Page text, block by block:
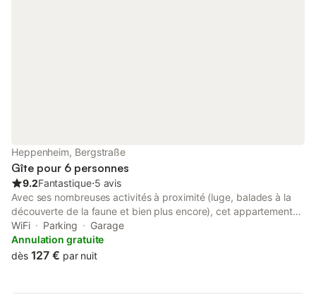
Heppenheim, Bergstraße
Gîte pour 6 personnes
9.2Fantastique⋅5 avis
Avec ses nombreuses activités à proximité (luge, balades à la
découverte de la faune et bien plus encore), cet appartement
très pratique pour les familles a décidément tout pour vous
plaire. Starkenburg est à 9 min de marche et Église Saint-Pierre,
à 6 min, vous pouvez donc laisser votre voiture dans le parking
WiFi Parking
Garage
Annulation gratuite
dès 127 € par nuit